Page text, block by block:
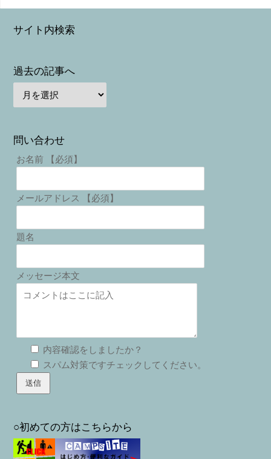
サイト内検索
過去の記事へ
問い合わせ
お名前 【必須】
メールアドレス 【必須】
題名
メッセージ本文
内容確認をしましたか？
スパム対策ですチェックしてください。
○初めての方はこちらから